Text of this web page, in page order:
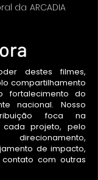
da ARCADIA
destes filmes,
compartilhamento
fortalecimento do
nacional. Nosso
foca na
projeto, pelo
de impacto,
com outras